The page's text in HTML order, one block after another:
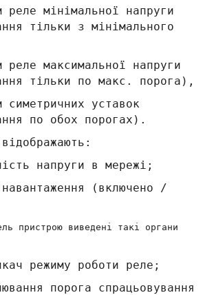
реле мінімальної напруги
тільки з мінімального
реле максимальної напруги
тільки по макс. порога),
симетричних уставок
по обох порогах).
напруги в мережі;
(включено /
пристрою виведені такі органи
режиму роботи реле;
порога спрацьовування